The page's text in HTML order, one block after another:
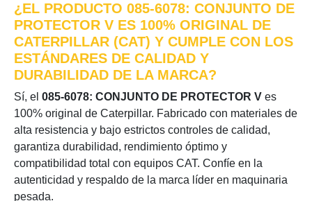
¿EL PRODUCTO 085-6078: CONJUNTO DE
PROTECTOR V ES 100% ORIGINAL DE
CATERPILLAR (CAT) Y CUMPLE CON LOS
ESTÁNDARES DE CALIDAD Y
DURABILIDAD DE LA MARCA?
Sí, el 085-6078: CONJUNTO DE PROTECTOR V es
100% original de Caterpillar. Fabricado con materiales de
alta resistencia y bajo estrictos controles de calidad,
garantiza durabilidad, rendimiento óptimo y
compatibilidad total con equipos CAT. Confíe en la
autenticidad y respaldo de la marca líder en maquinaria
pesada.